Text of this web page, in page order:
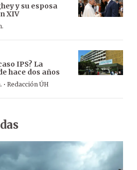
y su esposa
XIV
IPS? La
hace dos años
· Redacción ÚH